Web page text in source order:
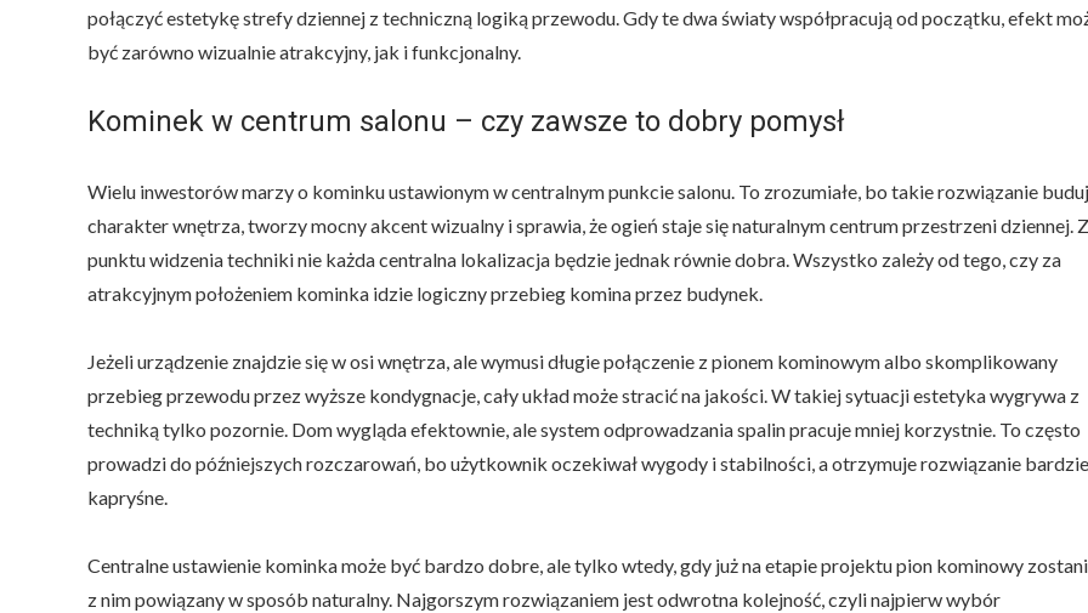
z
e
w
u
połączyć estetykę strefy dziennej z techniczną logiką przewodu. Gdy te dwa światy współpracują od początku, efekt
być zarówno wizualnie atrakcyjny, jak i funkcjonalny.
Kominek w centrum salonu – czy zawsze to dobry pomysł
Wielu inwestorów marzy o kominku ustawionym w centralnym punkcie salonu. To zrozumiałe, bo takie rozwiązanie
charakter wnętrza, tworzy mocny akcent wizualny i sprawia, że ogień staje się naturalnym centrum przestrzeni dziennej. Z
punktu widzenia techniki nie każda centralna lokalizacja będzie jednak równie dobra. Wszystko zależy od tego, czy za
atrakcyjnym położeniem kominka idzie logiczny przebieg komina przez budynek.
Jeżeli urządzenie znajdzie się w osi wnętrza, ale wymusi długie połączenie z pionem kominowym albo skomplikowany
przebieg przewodu przez wyższe kondygnacje, cały układ może stracić na jakości. W takiej sytuacji estetyka wygrywa z
techniką tylko pozornie. Dom wygląda efektownie, ale system odprowadzania spalin pracuje mniej korzystnie. To często
prowadzi do późniejszych rozczarowań, bo użytkownik oczekiwał wygody i stabilności, a otrzymuje rozwiązanie
kapryśne.
Centralne ustawienie kominka może być bardzo dobre, ale tylko wtedy, gdy już na etapie projektu pion kominowy
z nim powiązany w sposób naturalny. Najgorszym rozwiązaniem jest odwrotna kolejność, czyli najpierw wybór